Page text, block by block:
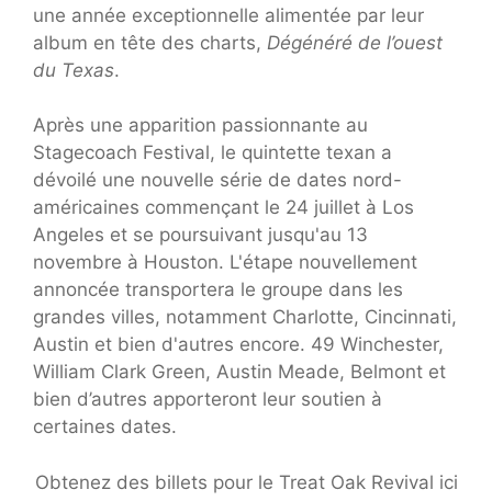
une année exceptionnelle alimentée par leur
album en tête des charts, Dégénéré de l’ouest
du Texas.
Après une apparition passionnante au
Stagecoach Festival, le quintette texan a
dévoilé une nouvelle série de dates nord-
américaines commençant le 24 juillet à Los
Angeles et se poursuivant jusqu'au 13
novembre à Houston. L'étape nouvellement
annoncée transportera le groupe dans les
grandes villes, notamment Charlotte, Cincinnati,
Austin et bien d'autres encore. 49 Winchester,
William Clark Green, Austin Meade, Belmont et
bien d’autres apporteront leur soutien à
certaines dates.
Obtenez des billets pour le Treat Oak Revival ici